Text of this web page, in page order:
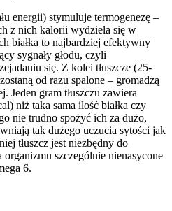
energii) stymuluje termogenezę –
z nich kalorii wydziela się w
białka to najbardziej efektywny
sygnały głodu, czyli
się. Z kolei tłuszcze (25-
od razu spalone – gromadzą
Jeden gram tłuszczu zawiera
niż taka sama ilość białka czy
nie trudno spożyć ich za dużo,
tak dużego uczucia sytości jak
tłuszcz jest niezbędny do
szczególnie nienasycone
6.